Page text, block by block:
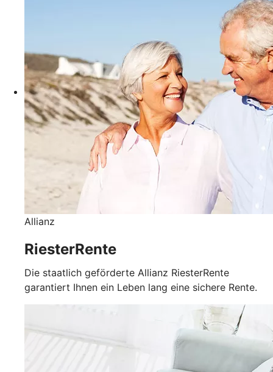
Allianz
RiesterRente
Die staatlich geförderte Allianz RiesterRente
garantiert Ihnen ein Leben lang eine sichere Rente.